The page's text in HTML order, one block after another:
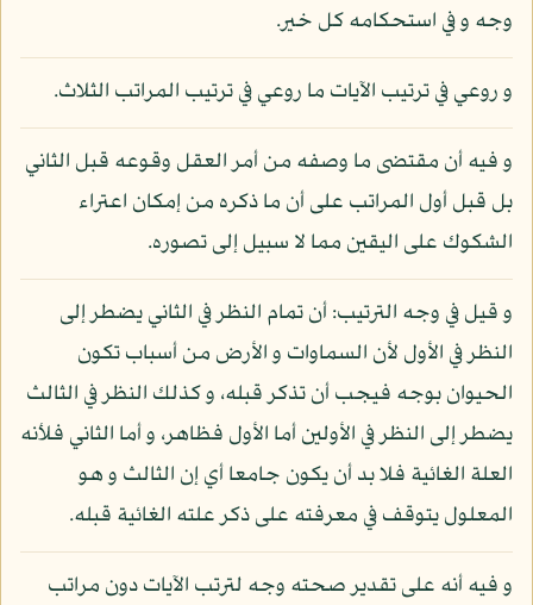
وجه و في استحكامه كل خير.
و روعي في ترتيب الآيات ما روعي في ترتيب المراتب الثلاث.
و فيه أن مقتضى ما وصفه من أمر العقل وقوعه قبل الثاني
بل قبل أول المراتب على أن ما ذكره من إمكان اعتراء
الشكوك على اليقين مما لا سبيل إلى تصوره.
و قيل في وجه الترتيب: أن تمام النظر في الثاني يضطر إلى
النظر في الأول لأن السماوات و الأرض من أسباب تكون
الحيوان بوجه فيجب أن تذكر قبله، و كذلك النظر في الثالث
يضطر إلى النظر في الأولين أما الأول فظاهر، و أما الثاني فلأنه
العلة الغائية فلا بد أن يكون جامعا أي إن الثالث و هو
المعلول يتوقف في معرفته على ذكر علته الغائية قبله.
و فيه أنه على تقدير صحته وجه لترتب الآيات دون مراتب